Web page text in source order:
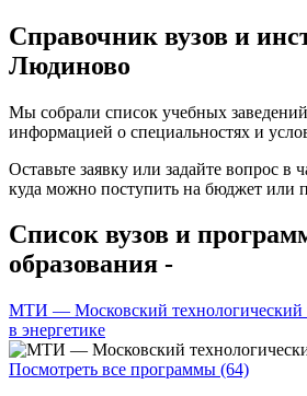
Справочник вузов и
Людиново
Мы собрали список учебных
информацией о специальностях и
Оставьте заявку или задайте вопрос
куда можно поступить на бюджет или
Список вузов и
образования -
МТИ — Московский технологический
в энергетике
Посмотреть все программы (64)